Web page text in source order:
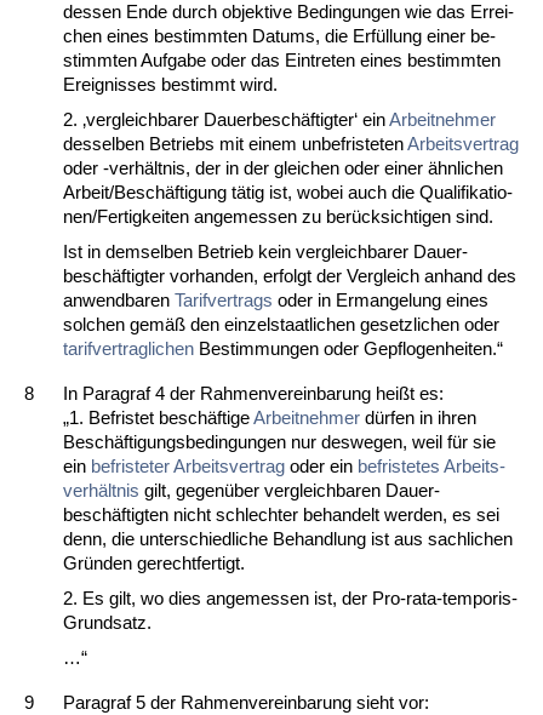
des­sen En­de durch ob­jek­ti­ve Be­din­gun­gen wie das Er­rei­
chen ei­nes be­stimm­ten Da­tums, die Erfüllung ei­ner be­
stimm­ten Auf­ga­be oder das Ein­tre­ten ei­nes be­stimm­ten
Er­eig­nis­ses be­stimmt wird.
2. ‚ver­gleich­ba­rer Dau­er­beschäftig­ter‘ einAr­beit­neh­mer
des­sel­ben Be­triebs mit ei­nem un­be­fris­te­tenAr­beits­ver­trag
oder -verhält­nis, der in der glei­chen oder ei­ner ähn­li­chen
Ar­beit/Beschäfti­gung tätig ist, wo­bei auch die Qua­li­fi­ka­tio­
nen/Fer­tig­kei­ten an­ge­mes­sen zu berück­sich­ti­gen sind.
Ist in dem­sel­ben Be­trieb kein ver­gleich­ba­rer Dau­er­
beschäftig­ter vor­han­den, er­folgt der Ver­gleich an­hand des
an­wend­ba­ren Ta­rif­ver­trags oder in Er­man­ge­lung ei­nes
sol­chen gemäß den ein­zel­staat­li­chen ge­setz­li­chen oder
ta­rif­ver­trag­li­chen Be­stim­mun­gen oder Ge­pflo­gen­hei­ten.“
8
In Pa­ra­graf 4 der Rah­men­ver­ein­ba­rung heißt es:
„1. Be­fris­tet beschäfti­geAr­beit­neh­mer dürfen in ih­ren
Beschäfti­gungs­be­din­gun­gen nur des­we­gen, weil für sie
ein be­fris­te­ter Ar­beits­ver­trag oder ein be­fris­te­tes Ar­beits­
verhält­nis gilt, ge­genüber ver­gleich­ba­ren Dau­er­
beschäftig­ten nicht schlech­ter be­han­delt wer­den, es sei
denn, die un­ter­schied­li­che Be­hand­lung ist aus sach­li­chen
Gründen ge­recht­fer­tigt.
2. Es gilt, wo dies an­ge­mes­sen ist, der Pro-ra­ta-tem­po­ris-
Grund­satz.
…“
9
Pa­ra­graf 5 der Rah­men­ver­ein­ba­rung sieht vor: